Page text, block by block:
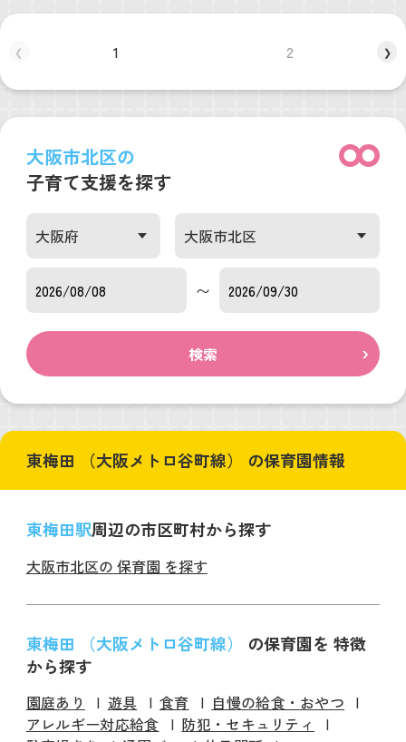
❮ 1 2 ❯
大阪市北区の
子育て支援を探す
〜
検索
東梅田 （大阪メトロ谷町線） の保育園情報
東梅田駅周辺の市区町村から探す
大阪市北区の 保育園 を探す
東梅田 （大阪メトロ谷町線） の保育園を 特徴
から探す
園庭あり 遊具 食育
自慢の給食・おやつ
アレルギー対応給食
防犯・セキュリティ